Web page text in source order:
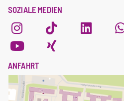
SOZIALE MEDIEN
ANFAHRT